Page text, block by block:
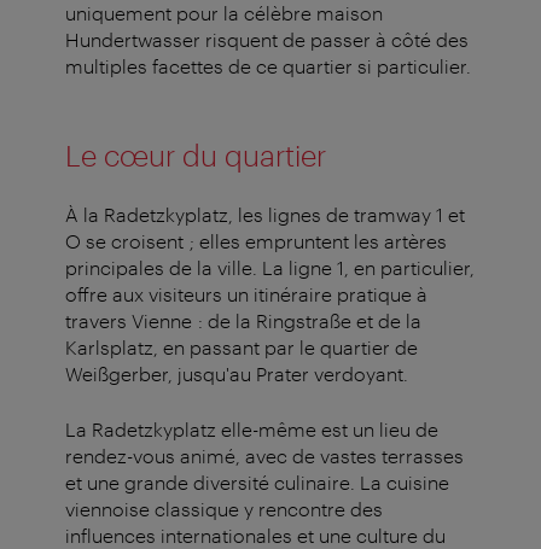
uniquement pour la célèbre maison
Hundertwasser risquent de passer à côté des
multiples facettes de ce quartier si particulier.
Le cœur du quartier
À la Radetzkyplatz, les lignes de tramway 1 et
O se croisent ; elles empruntent les artères
principales de la ville. La ligne 1, en particulier,
offre aux visiteurs un itinéraire pratique à
travers Vienne : de la Ringstraße et de la
Karlsplatz, en passant par le quartier de
Weißgerber, jusqu'au Prater verdoyant.
La Radetzkyplatz elle-même est un lieu de
rendez-vous animé, avec de vastes terrasses
et une grande diversité culinaire. La cuisine
viennoise classique y rencontre des
influences internationales et une culture du